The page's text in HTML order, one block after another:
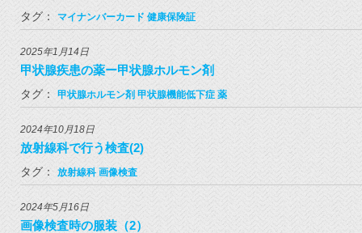
タグ： マイナンバーカード 健康保険証
2025年1月14日
甲状腺疾患の薬ー甲状腺ホルモン剤
タグ： 甲状腺ホルモン剤 甲状腺機能低下症 薬
2024年10月18日
放射線科で行う検査(2)
タグ： 放射線科 画像検査
2024年5月16日
画像検査時の服装（2）